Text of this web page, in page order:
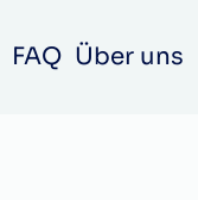
FAQ Über uns